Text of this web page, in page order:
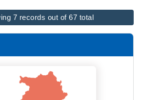
7 records out of 67 total